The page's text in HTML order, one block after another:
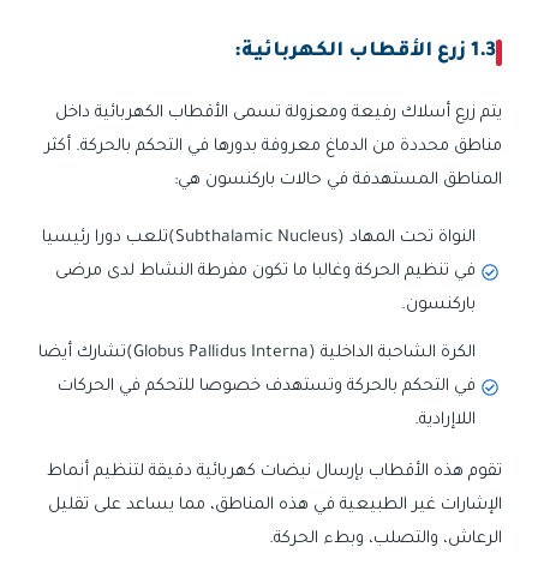
1.3 زرع الأقطاب الكهربائية:
يتم زرع أسلاك رفيعة ومعزولة تسمى الأقطاب الكهربائية داخل
مناطق محددة من الدماغ معروفة بدورها في التحكم بالحركة. أكثر
المناطق المستهدفة في حالات باركنسون هي:
النواة تحت المهاد (Subthalamic Nucleus)تلعب دورا رئيسيا
في تنظيم الحركة وغالبا ما تكون مفرطة النشاط لدى مرضى
باركنسون.
الكرة الشاحبة الداخلية (Globus Pallidus Interna)تشارك أيضا
في التحكم بالحركة وتستهدف خصوصا للتحكم في الحركات
اللاإرادية.
تقوم هذه الأقطاب بإرسال نبضات كهربائية دقيقة لتنظيم أنماط
الإشارات غير الطبيعية في هذه المناطق، مما يساعد على تقليل
الرعاش، والتصلب، وبطء الحركة.